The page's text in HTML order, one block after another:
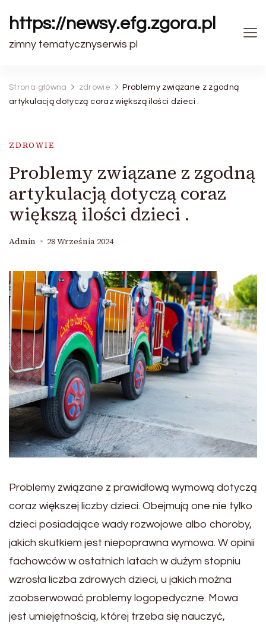
https://newsy.efg.zgora.pl
zimny tematycznyserwis pl
Strona główna zdrowie
Problemy związane z zgodną
artykulacją dotyczą coraz większą ilości dzieci .
ZDROWIE
Problemy związane z zgodną
artykulacją dotyczą coraz
większą ilości dzieci .
Admin 28 Września 2024
Problemy związane z prawidłową wymową dotyczą
coraz większej liczby dzieci. Obejmują one nie tylko
dzieci posiadające wady rozwojowe albo choroby,
jakich skutkiem jest niepoprawna wymowa. W opinii
fachowców w ostatnich latach w dużym stopniu
wzrosła liczba zdrowych dzieci, u jakich można
zaobserwować problemy logopedyczne. Mowa
jest umiejętnością, której trzeba się nauczyć,